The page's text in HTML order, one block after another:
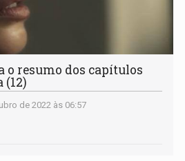
o resumo dos capítulos
(12)
de 2022 às 06:57